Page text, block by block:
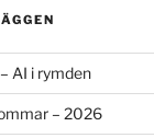
AI i rymden
– 2026